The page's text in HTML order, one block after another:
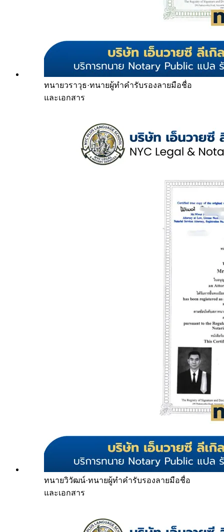
ทนายวราวุธ·ทนายผู้ทำคำรับรองลายมือชื่อ
และเอกสาร
ทนายวิวัฒน์·ทนายผู้ทำคำรับรองลายมือชื่อ
และเอกสาร